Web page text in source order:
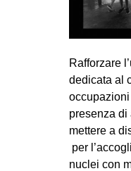
Rafforzare
dedicata al
presenza di
mettere a
per
nuclei con